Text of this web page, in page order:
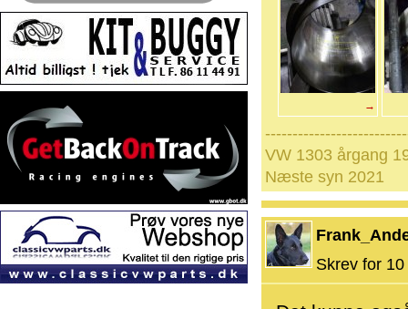
→
VW 1303 årgang
Næste syn 2021
Skrev for